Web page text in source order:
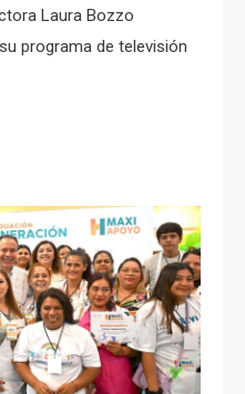
Laura Bozzo
programa de televisión